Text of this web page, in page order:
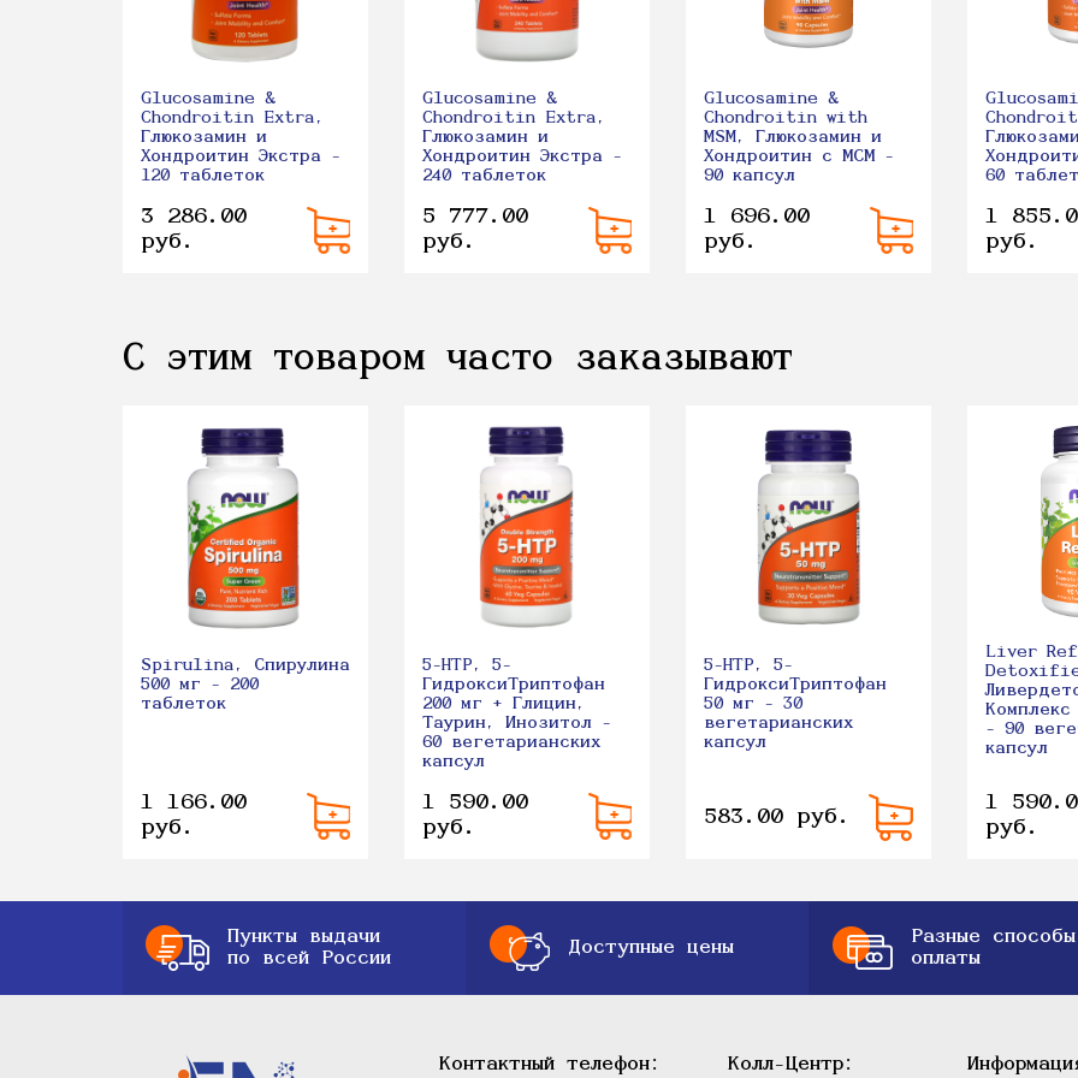
Glucosamine &
Chondroitin Extra,
Глюкозамин и
Хондроитин Экстра -
120 таблеток
3 286.00
руб.
Glucosamine &
Chondroitin Extra,
Глюкозамин и
Хондроитин Экстра -
240 таблеток
5 777.00
руб.
Glucosamine &
Chondroitin with
MSM, Глюкозамин и
Хондроитин с МСМ -
90 капсул
1 696.00
руб.
60
1
руб.
С этим товаром часто заказывают
Spirulina, Спирулина
500 мг - 200
таблеток
1 166.00
руб.
5-HTP, 5-
ГидроксиТриптофан
200 мг + Глицин,
Таурин, Инозитол -
60 вегетарианских
капсул
1 590.00
руб.
5-HTP, 5-
ГидроксиТриптофан
50 мг - 30
вегетарианских
капсул
583.00 руб.
Liver
- 90
капсул
1
руб.
Пункты выдачи
по всей России
Доступные цены
Разные способы
оплаты
Контактный телефон: Колл-Центр: